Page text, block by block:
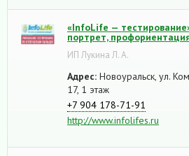
«InfoLife —
портрет,
ИП Лукина Л. А.
Адрес: Новоуральск, ул.
17, 1 этаж
+7 904 178-71-91
http://www.infolifes.ru